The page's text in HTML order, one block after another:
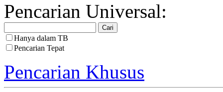
Pencarian Universal:
Hanya dalam TB
Pencarian Tepat
Pencarian Khusus